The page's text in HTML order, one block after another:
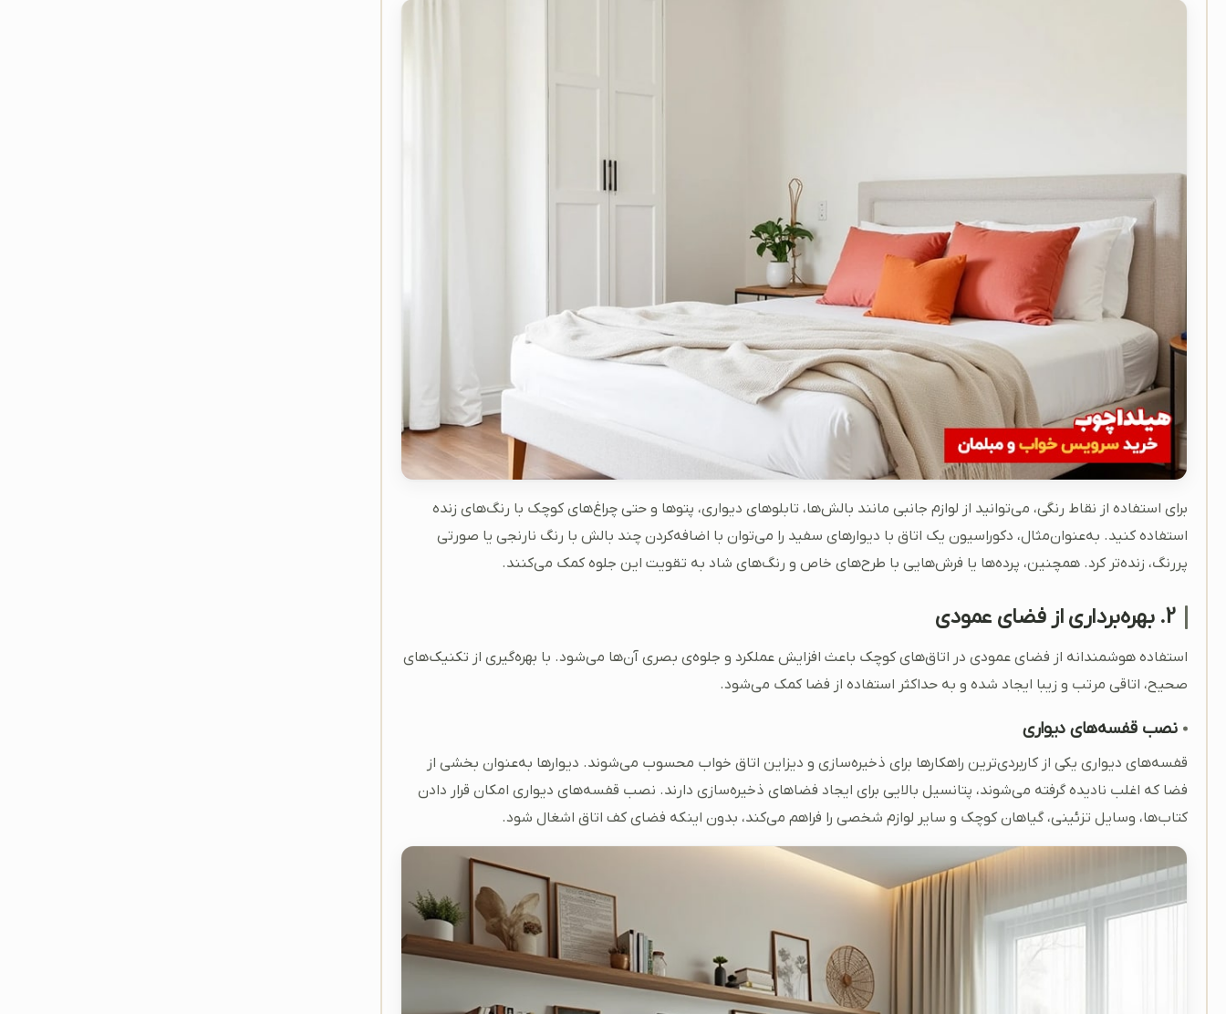
برای استفاده از نقاط رنگی، می‌توانید از لوازم جانبی مانند بالش‌ها، تابلوهای دیواری، پتوها و حتی چراغ‌های کوچک با رنگ‌های زنده
استفاده کنید. به‌عنوان‌مثال، دکوراسیون یک اتاق با دیوارهای سفید را می‌توان با اضافه‌کردن چند بالش با رنگ نارنجی یا صورتی
پررنگ، زنده‌تر کرد. همچنین، پرده‌ها یا فرش‌هایی با طرح‌های خاص و رنگ‌های شاد به تقویت این جلوه کمک می‌کنند.
2. بهره‌برداری از فضای عمودی
استفاده هوشمندانه از فضای عمودی در اتاق‌های کوچک باعث افزایش عملکرد و جلوه‌ی بصری آن‌ها می‌شود. با بهره‌گیری از تکنیک‌های
صحیح، اتاقی مرتب و زیبا ایجاد شده و به حداکثر استفاده از فضا کمک می‌شود.
نصب قفسه‌های دیواری
قفسه‌های دیواری یکی از کاربردی‌ترین راهکارها برای ذخیره‌سازی و دیزاین اتاق خواب محسوب می‌شوند. دیوارها به‌عنوان بخشی از
فضا که اغلب نادیده گرفته می‌شوند، پتانسیل بالایی برای ایجاد فضاهای ذخیره‌سازی دارند. نصب قفسه‌های دیواری امکان قرار دادن
کتاب‌ها، وسایل تزئینی، گیاهان کوچک و سایر لوازم شخصی را فراهم می‌کند، بدون اینکه فضای کف اتاق اشغال شود.